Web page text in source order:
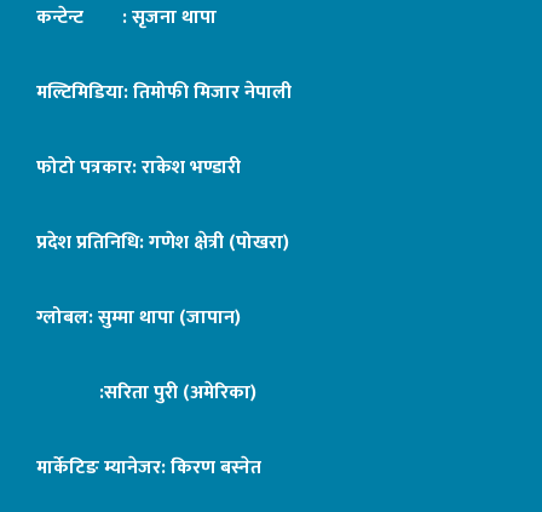
कन्टेन्ट : सृजना थापा
मल्टिमिडिया: तिमोफी मिजार नेपाली
फोटो पत्रकार: राकेश भण्डारी
प्रदेश प्रतिनिधि: गणेश क्षेत्री (पोखरा)
ग्लोबल: सुम्मा थापा (जापान)
:सरिता पुरी (अमेरिका)
मार्केटिङ म्यानेजर: किरण बस्नेत